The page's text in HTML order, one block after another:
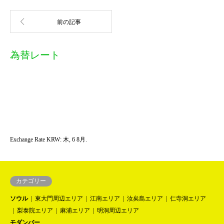
為替レート
Exchange Rate KRW: 木, 6 8月.
カテゴリー
ソウル 東大門周辺エリア 江南エリア 汝矣島エリア
仁寺洞エリア
梨泰院エリア
麻浦エリア
明洞周辺エリア